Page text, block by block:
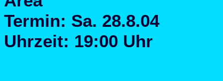
Termin: Sa. 28.8.04
Uhrzeit: 19:00 Uhr